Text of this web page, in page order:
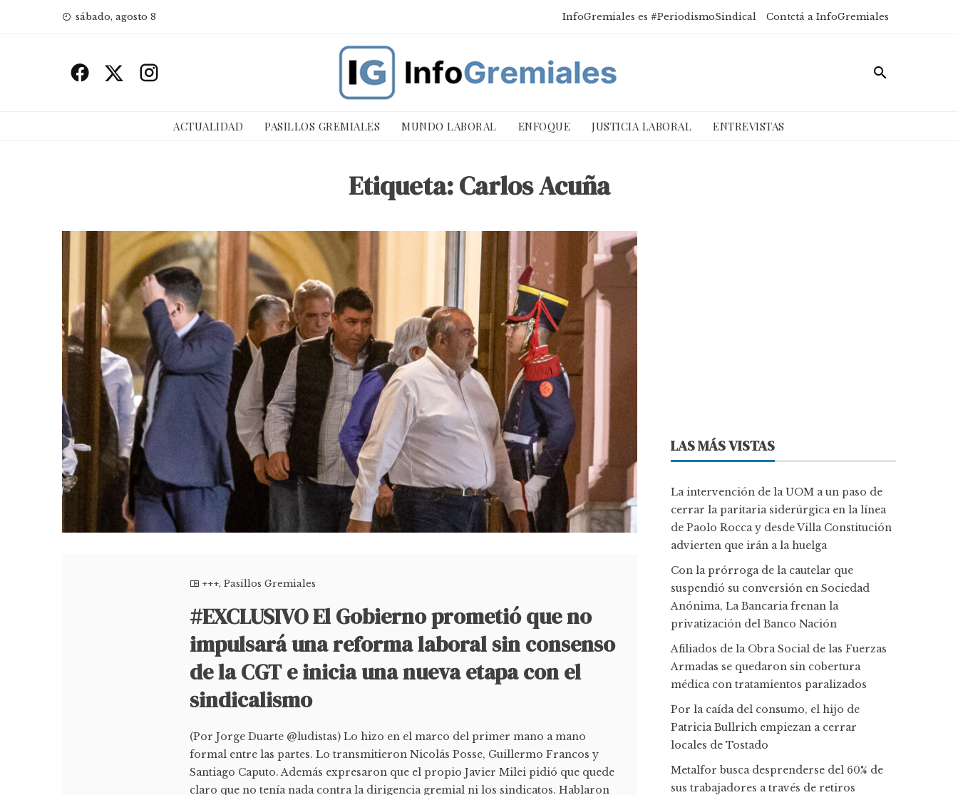
sábado, agosto 8 InfoGremiales es #PeriodismoSindical Contctá a InfoGremiales
ACTUALIDAD PASILLOS GREMIALES MUNDO LABORAL ENFOQUE JUSTICIA LABORAL ENTREVISTAS
Etiqueta:Carlos Acuña
+++,Pasillos Gremiales
#EXCLUSIVO El Gobierno prometió que no
impulsará una reforma laboral sin consenso
de la CGT e inicia una nueva etapa con el
sindicalismo
(Por Jorge Duarte @ludistas) Lo hizo en el marco del primer mano a mano
formal entre las partes. Lo transmitieron Nicolás Posse, Guillermo Francos y
Santiago Caputo. Además expresaron que el propio Javier Milei pidió que quede
claro que no tenía nada contra la dirigencia gremial ni los sindicatos. Hablaron
LAS MÁS VISTAS
La intervención de la UOM a un paso de
cerrar la paritaria siderúrgica en la línea
de Paolo Rocca y desde Villa Constitución
advierten que irán a la huelga
Con la prórroga de la cautelar que
suspendió su conversión en Sociedad
Anónima, La Bancaria frenan la
privatización del Banco Nación
Afiliados de la Obra Social de las Fuerzas
Armadas se quedaron sin cobertura
médica con tratamientos paralizados
Por la caída del consumo, el hijo de
Patricia Bullrich empiezan a cerrar
locales de Tostado
Metalfor busca desprenderse del 60% de
sus trabajadores a través de retiros